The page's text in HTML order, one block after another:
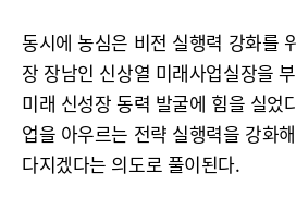
동시에 농심은 비전 실행력 강화를
장 장남인 신상열 미래사업실장을
미래 신성장 동력 발굴에 힘을 실었
업을 아우르는 전략 실행력을 강화
다지겠다는 의도로 풀이된다.